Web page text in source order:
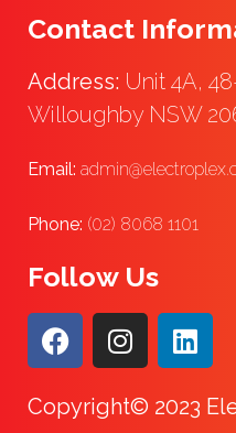
Contact
Address: Unit 4A,
Willoughby NSW
Email:
Phone: (02) 8068 1101
Follow Us
Copyright© 2023